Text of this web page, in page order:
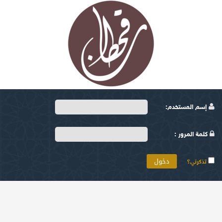
إسم المستخدم:
كلمة المرور :
تذكرني؟